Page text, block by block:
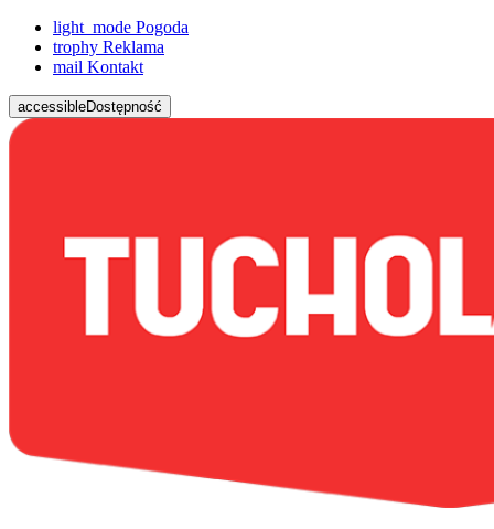
light_mode Pogoda
trophy Reklama
mail Kontakt
accessibleDostępność